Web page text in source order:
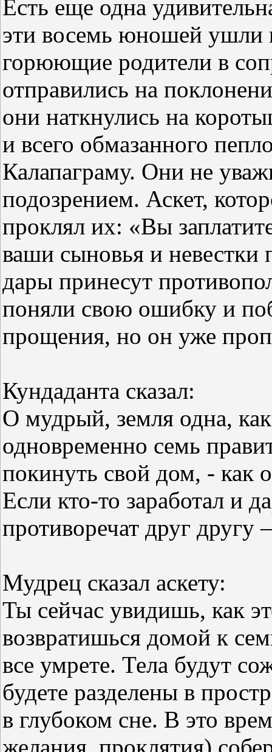
Есть еще одна
эти восемь юношей ушли
горюющие родители в
отправились на
они наткнулись на
и всего обмазанного
Калапаграму. Они не
подозрением. Аскет,
проклял их: «Вы
ваши сыновья и невестки
дары принесут
поняли свою ошибку и
прощения, но он уже
Кундаданта сказал:
О мудрый, земля одна,
одновременно семь
покинуть свой дом, - как
Если кто-то заработал и
противоречат друг другу
Мудрец сказал аскету:
Ты сейчас увидишь, как
возвратишься домой к
все умрете. Тела будут
будете разделены в
в глубоком сне. В это
желания, проклятия)